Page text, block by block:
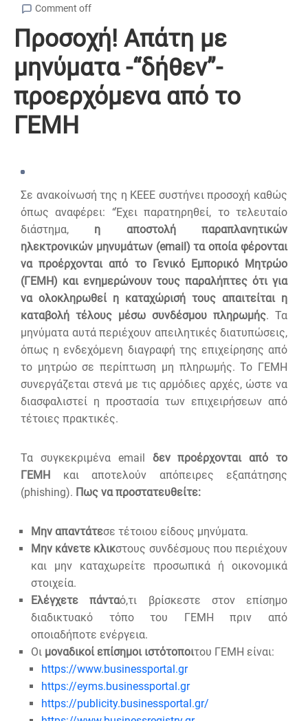
Comment off
Προσοχή! Απάτη με
μηνύματα -“δήθεν”-
προερχόμενα από το
ΓΕΜΗ
Σε ανακοίνωσή της η ΚΕΕΕ συστήνει προσοχή καθώς
όπως αναφέρει: “Έχει παρατηρηθεί, το τελευταίο
διάστημα, η αποστολή παραπλανητικών
ηλεκτρονικών μηνυμάτων (email) τα οποία φέρονται
να προέρχονται από το Γενικό Εμπορικό Μητρώο
(ΓΕΜΗ) και ενημερώνουν τους παραλήπτες ότι για
να ολοκληρωθεί η καταχώρισή τους απαιτείται η
καταβολή τέλους μέσω συνδέσμου πληρωμής. Τα
μηνύματα αυτά περιέχουν απειλητικές διατυπώσεις,
όπως η ενδεχόμενη διαγραφή της επιχείρησης από
το μητρώο σε περίπτωση μη πληρωμής. Το ΓΕΜΗ
συνεργάζεται στενά με τις αρμόδιες αρχές, ώστε να
διασφαλιστεί η προστασία των επιχειρήσεων από
τέτοιες πρακτικές.
Τα συγκεκριμένα email δεν προέρχονται από το
ΓΕΜΗ και αποτελούν απόπειρες εξαπάτησης
(phishing). Πως ναπροστατευθείτε:
Μην απαντάτεσε τέτοιου είδους μηνύματα.
Μην κάνετε κλικστους συνδέσμους που περιέχουν
και μην καταχωρείτε προσωπικά ή οικονομικά
στοιχεία.
Ελέγχετε πάνταό,τι βρίσκεστε στον επίσημο
διαδικτυακό τόπο του ΓΕΜΗ πριν από
οποιαδήποτε ενέργεια.
Οι μοναδικοί επίσημοι ιστότοποιτου ΓΕΜΗ είναι:
https://www.businessportal.gr
https://eyms.businessportal.gr
https://publicity.businessportal.gr/